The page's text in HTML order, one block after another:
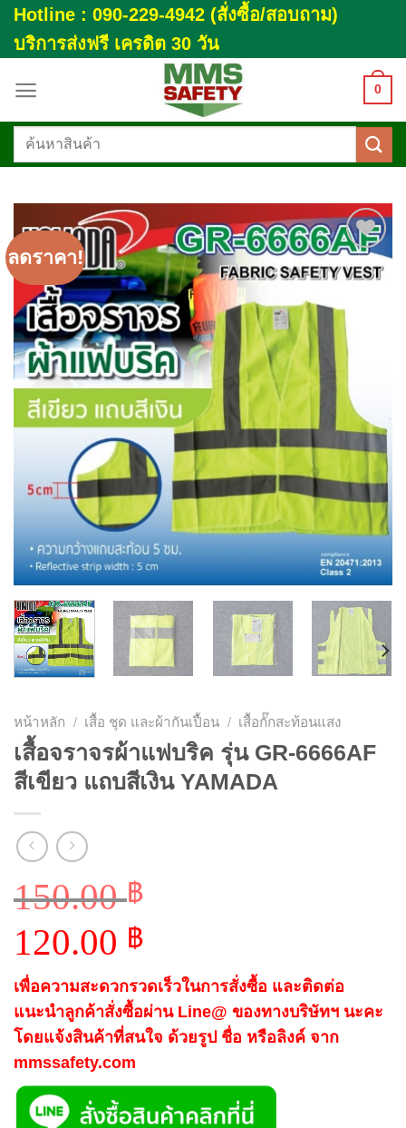
Skip
to
content
Hotline : 090-229-4942 (สั่งซื้อ/สอบถาม)
บริการส่งฟรี เครดิต 30 วัน
0
ค้นหา:
ลดราคา!
Add to
หน้าหลัก / เสื้อ ชุด และผ้ากันเปื้อน / เสื้อกั๊กสะท้อนแสง
เสื้อจราจรผ้าแฟบริค รุ่น GR-6666AF
สีเขียว แถบสีเงิน YAMADA
150.00฿
Original
price
was:
150.00 ฿.
120.00 ฿
Current
price
is:
120.00 ฿.
เพื่อความสะดวกรวดเร็วในการสั่งซื้อ และติดต่อ
แนะนำลูกค้าสั่งซื้อผ่าน Line@ ของทางบริษัทฯ นะคะ
โดยแจ้งสินค้าที่สนใจ ด้วยรูป ชื่อ หรือลิงค์ จาก
mmssafety.com